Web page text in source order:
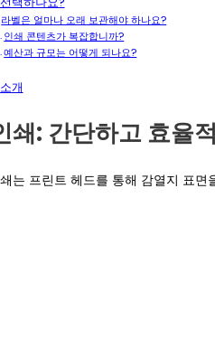
라벨은 얼마나 오래 보관해야 하나요?
인쇄 콘텐츠가 복잡합니까?
예산과 규모는 어떻게 되나요?
개
쇄: 간단하고 효율
는 프린트 헤드를 통해 감열지 표